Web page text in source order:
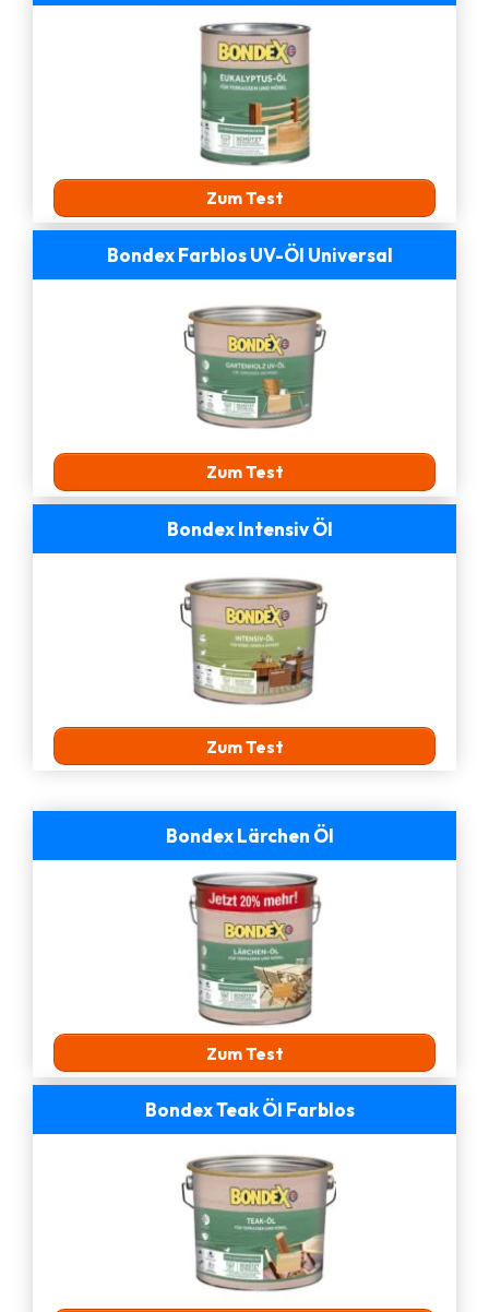
Zum Test
Bondex Farblos UV-Öl Universal
Zum Test
Bondex Intensiv Öl
Zum Test
Bondex Lärchen Öl
Zum Test
Bondex Teak Öl Farblos